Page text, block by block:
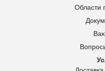
Области